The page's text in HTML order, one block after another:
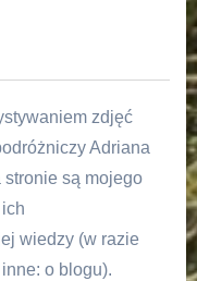
zdjęć
Adriana
stronie są mojego
wiedzy (w razie
o blogu).